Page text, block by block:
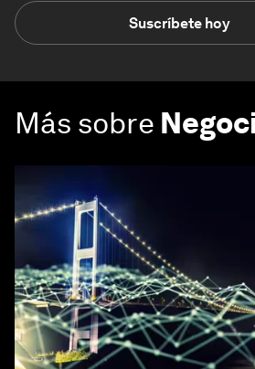
Suscríbete hoy
Más sobre